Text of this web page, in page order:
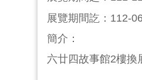
展覽期間訖：112-
簡介：
六廿四故事館2樓換